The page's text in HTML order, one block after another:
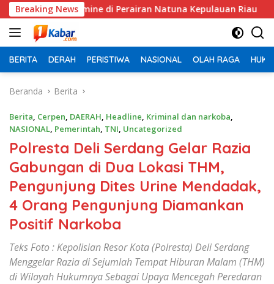
Langsung
ke
konten
Breaking News
di Perairan Natuna Kepulauan Riau Kapolres
BERITA DERAH PERISTIWA NASIONAL OLAH RAGA
Beranda Berita
Berita, Cerpen, DAERAH, Headline, Kriminal dan narkoba,
NASIONAL, Pemerintah, TNI, Uncategorized
Polresta Deli Serdang Gelar Razia
Gabungan di Dua Lokasi THM,
Pengunjung Dites Urine Mendadak,
4 Orang Pengunjung Diamankan
Positif Narkoba
Teks Foto : Kepolisian Resor Kota (Polresta) Deli Serdang
Menggelar Razia di Sejumlah Tempat Hiburan Malam (THM)
di Wilayah Hukumnya Sebagai Upaya Mencegah Peredaran